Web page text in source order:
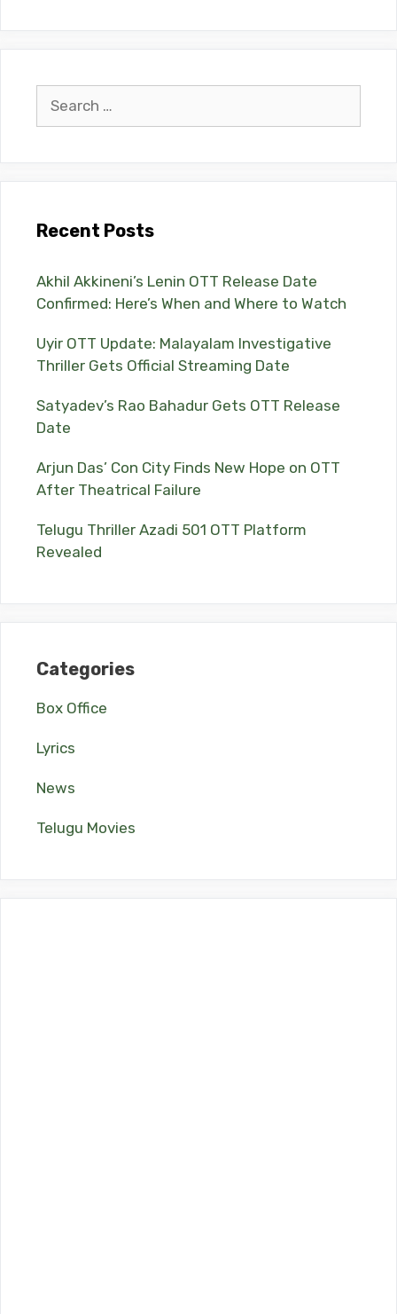
for:
Recent Posts
Akhil Akkineni’s Lenin OTT Release Date
Confirmed: Here’s When and Where to Watch
Uyir OTT Update: Malayalam Investigative
Thriller Gets Official Streaming Date
Satyadev’s Rao Bahadur Gets OTT Release
Date
Arjun Das’ Con City Finds New Hope on OTT
After Theatrical Failure
Telugu Thriller Azadi 501 OTT Platform
Revealed
Categories
Box Office
Lyrics
News
Telugu Movies